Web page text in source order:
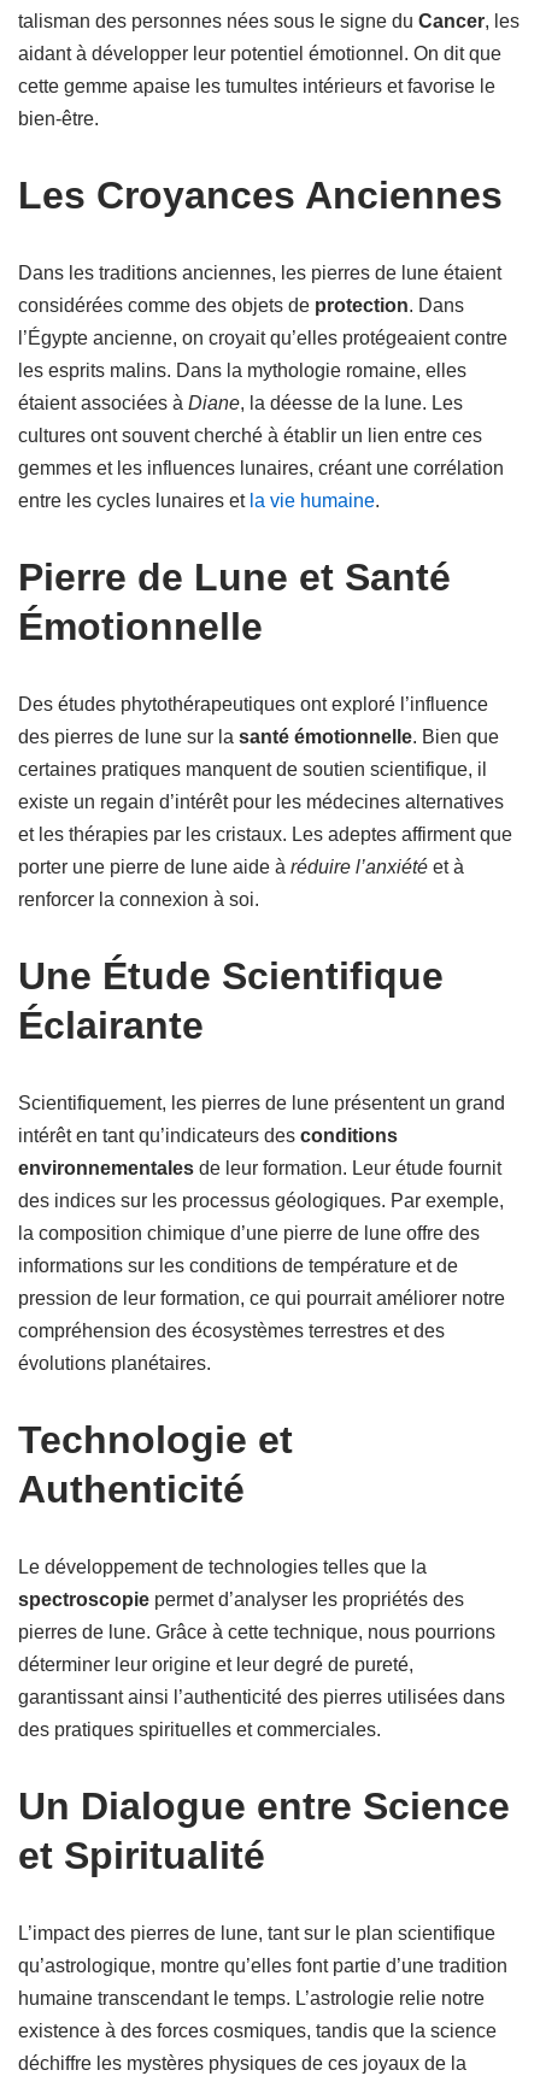
talisman des personnes nées sous le signe du Cancer, les
aidant à développer leur potentiel émotionnel. On dit que
cette gemme apaise les tumultes intérieurs et favorise le
bien-être.
Les Croyances Anciennes
Dans les traditions anciennes, les pierres de lune étaient
considérées comme des objets de protection. Dans
l’Égypte ancienne, on croyait qu’elles protégeaient contre
les esprits malins. Dans la mythologie romaine, elles
étaient associées à Diane, la déesse de la lune. Les
cultures ont souvent cherché à établir un lien entre ces
gemmes et les influences lunaires, créant une corrélation
entre les cycles lunaires et la vie humaine.
Pierre de Lune et Santé
Émotionnelle
Des études phytothérapeutiques ont exploré l’influence
des pierres de lune sur la santé émotionnelle. Bien que
certaines pratiques manquent de soutien scientifique, il
existe un regain d’intérêt pour les médecines alternatives
et les thérapies par les cristaux. Les adeptes affirment que
porter une pierre de lune aide à réduire l’anxiété et à
renforcer la connexion à soi.
Une Étude Scientifique
Éclairante
Scientifiquement, les pierres de lune présentent un grand
intérêt en tant qu’indicateurs des conditions
environnementales de leur formation. Leur étude fournit
des indices sur les processus géologiques. Par exemple,
la composition chimique d’une pierre de lune offre des
informations sur les conditions de température et de
pression de leur formation, ce qui pourrait améliorer notre
compréhension des écosystèmes terrestres et des
évolutions planétaires.
Technologie et
Authenticité
Le développement de technologies telles que la
spectroscopie permet d’analyser les propriétés des
pierres de lune. Grâce à cette technique, nous pourrions
déterminer leur origine et leur degré de pureté,
garantissant ainsi l’authenticité des pierres utilisées dans
des pratiques spirituelles et commerciales.
Un Dialogue entre Science
et Spiritualité
L’impact des pierres de lune, tant sur le plan scientifique
qu’astrologique, montre qu’elles font partie d’une tradition
humaine transcendant le temps. L’astrologie relie notre
existence à des forces cosmiques, tandis que la science
déchiffre les mystères physiques de ces joyaux de la